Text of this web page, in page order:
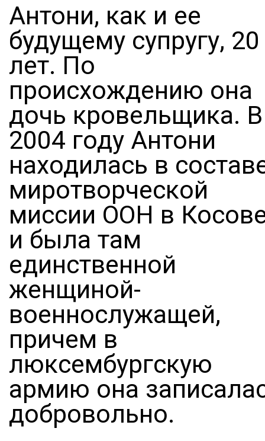
Антони, как и ее
будущему супругу, 20
лет. По
происхождению она
дочь кровельщика. В
2004 году Антони
находилась в
миротворческой
миссии ООН в
и была там
единственной
женщиной-
военнослужащей,
причем в
люксембургскую
армию она
добровольно.